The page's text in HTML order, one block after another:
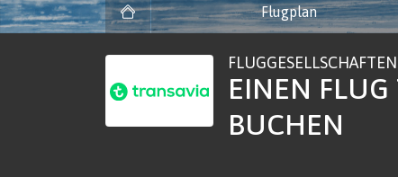
Flugplan
FLUGGESELLSCHAFTEN
EINEN FLUG
BUCHEN